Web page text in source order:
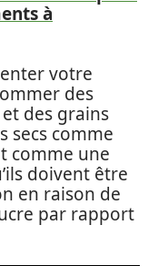
à
votre
des
des grains
secs comme
comme une
doivent être
en raison de
par rapport